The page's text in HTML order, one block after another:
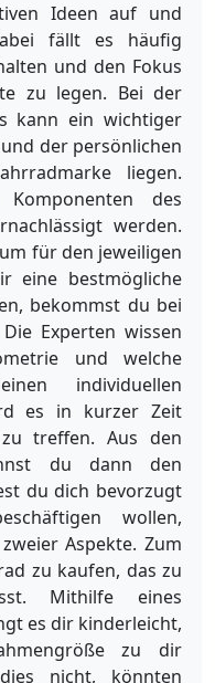
Ideen auf und
fällt es häufig
und den Fokus
zu legen. Bei der
kann ein wichtiger
der persönlichen
liegen.
des
werden.
für den jeweiligen
eine bestmögliche
bekommst du bei
Experten wissen
und welche
individuellen
es in kurzer Zeit
treffen. Aus den
du dann den
du dich bevorzugt
wollen,
Aspekte. Zum
zu kaufen, das zu
Mithilfe eines
es dir kinderleicht,
zu dir
nicht, könnten